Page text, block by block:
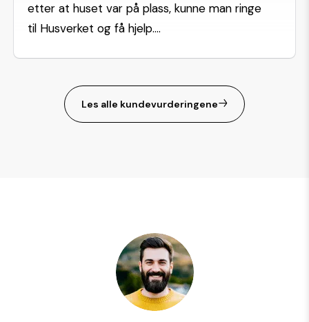
etter at huset var på plass, kunne man ringe
til Husverket og få hjelp....
Les alle kundevurderingene